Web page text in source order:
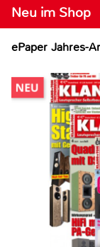
Neu im Shop
ePaper Jahres-